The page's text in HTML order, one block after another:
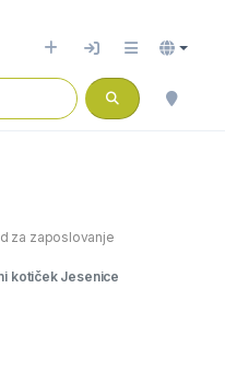
za zaposlovanje
kotiček Jesenice